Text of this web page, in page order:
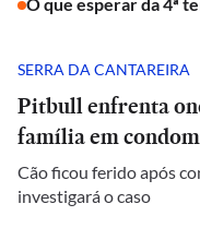
SERRA DA CANTAREIRA
Pitbull enfrenta
família em
Cão ficou ferido após
investigará o caso